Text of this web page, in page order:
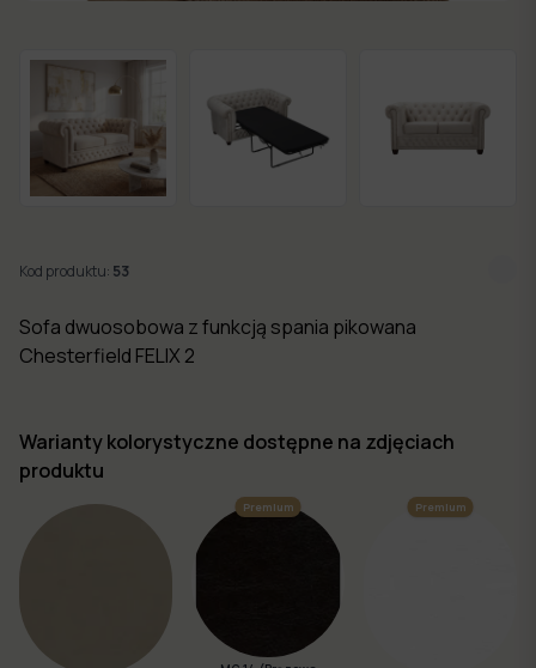
dni
Nowości
Kolekcje
mebli
Kod produktu: 53
Sofa dwuosobowa z funkcją spania pikowana
Chesterfield FELIX 2
Warianty kolorystyczne dostępne na zdjęciach
produktu
Premium Premium